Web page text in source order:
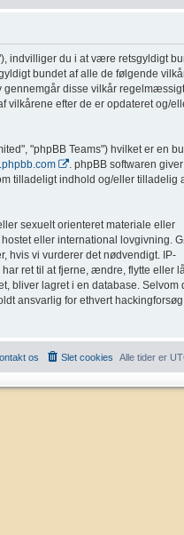
indvilliger du i at være retsgyldigt
bundet af alle de følgende
disse vilkår
vilkårene efter de er opdateret og/
"phpBB Teams") hvilket er en
. phpBB softwaren giver
tilladeligt indhold og/eller tilladelig
sexuelt orienteret materiale eller
eller international lovgivning.
hvis vi vurderer det nødvendigt. IP-
ret til at fjerne, ændre, flytte eller
bliver lagret i en database. Selvom
ansvarlig for ethvert
Alle tider er
Slet cookies
os